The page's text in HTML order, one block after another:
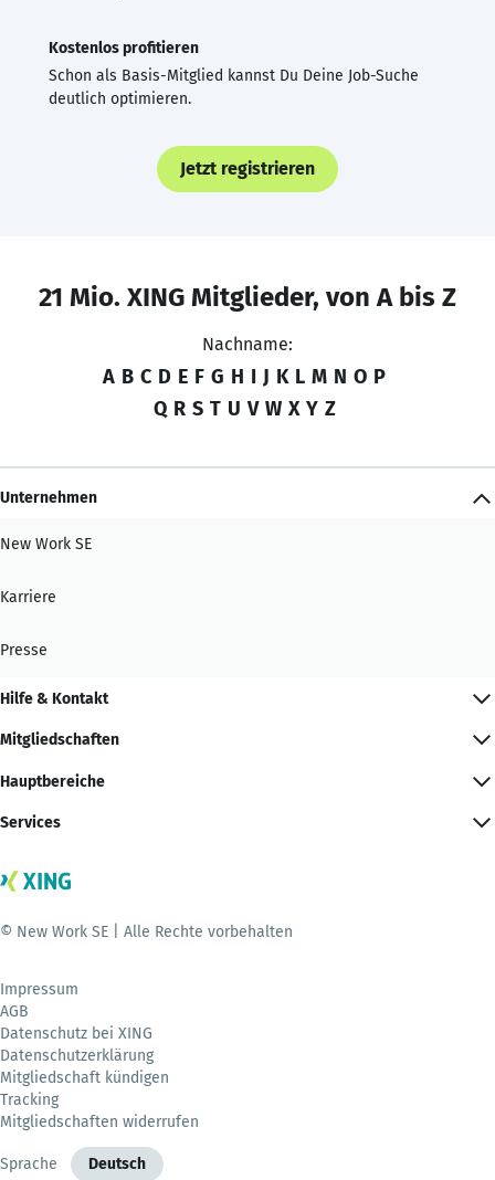
Kostenlos profitieren
Schon als Basis-Mitglied kannst Du Deine Job-Suche
deutlich optimieren.
Jetzt registrieren
21 Mio. XING Mitglieder, von A bis Z
Nachname:
A B C D E F G H I J K L M N O P
Q R S T U V W X Y Z
Unternehmen
New Work SE
Karriere
Presse
Hilfe & Kontakt
Mitgliedschaften
Hauptbereiche
Services
© New Work SE | Alle Rechte vorbehalten
Impressum
AGB
Datenschutz bei XING
Datenschutzerklärung
Mitgliedschaft kündigen
Tracking
Mitgliedschaften widerrufen
Sprache Deutsch